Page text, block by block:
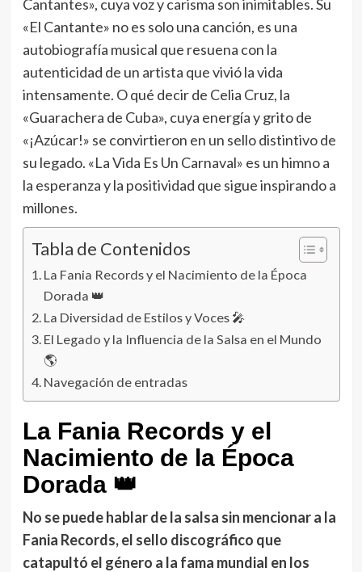
Cantantes», cuya voz y carisma son inimitables. Su
«El Cantante» no es solo una canción, es una
autobiografía musical que resuena con la
autenticidad de un artista que vivió la vida
intensamente. O qué decir de Celia Cruz, la
«Guarachera de Cuba», cuya energía y grito de
«¡Azúcar!» se convirtieron en un sello distintivo de
su legado. «La Vida Es Un Carnaval» es un himno a
la esperanza y la positividad que sigue inspirando a
millones.
Tabla de Contenidos
La Fania Records y el Nacimiento de la Época
Dorada 👑
La Diversidad de Estilos y Voces 🎤
El Legado y la Influencia de la Salsa en el Mundo
🌎
Navegación de entradas
La Fania Records y el
Nacimiento de la Época
Dorada 👑
No se puede hablar de la salsa sin mencionar a la
Fania Records, el sello discográfico que
catapultó el género a la fama mundial en los